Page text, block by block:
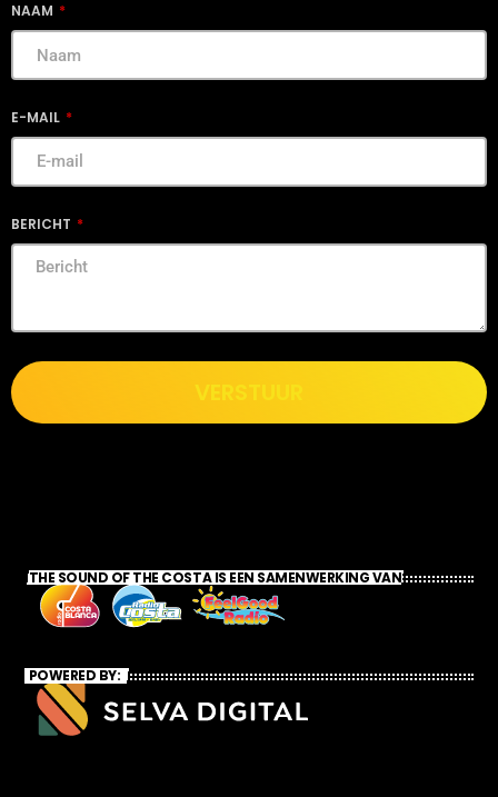
NAAM
E-MAIL
BERICHT
VERSTUUR
THE SOUND OF THE COSTA IS EEN SAMENWERKING VAN
POWERED BY: